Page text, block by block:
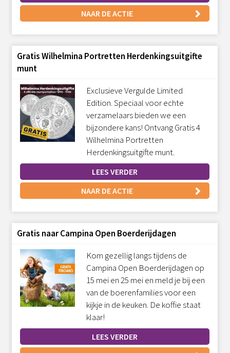
NAAR DE ACTIE
Gratis Wilhelmina Portretten Herdenkingsuitgifte
munt
Exclusieve Vergulde Limited
Edition. Speciaal voor echte
verzamelaars bieden we een
bijzondere kans! Ontvang Gratis 4
Wilhelmina Portretten
Herdenkingsuitgifte munt.
LEES VERDER
NAAR DE ACTIE
Gratis naar Campina Open Boerderijdagen
Kom gezellig langs tijdens de
Campina Open Boerderijdagen op
15 mei en 25 mei en meld je bij een
van de boerenfamilies voor een
kijkje in de keuken. De koffie staat
klaar!
LEES VERDER